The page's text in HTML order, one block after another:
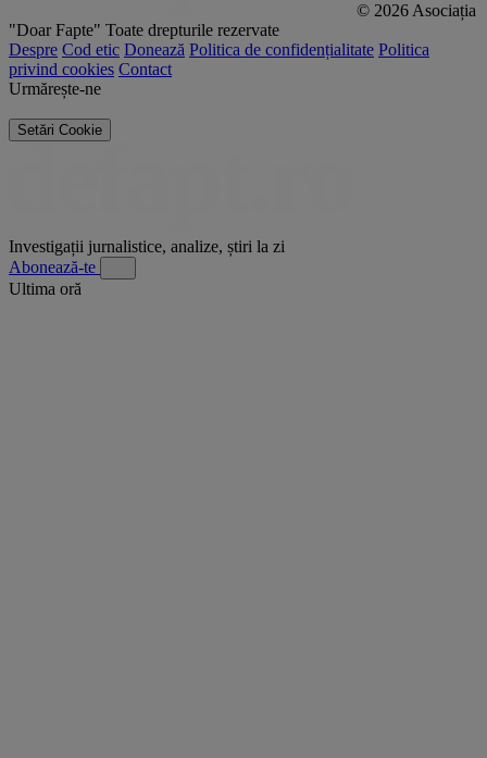
© 2026 Asociația
"Doar Fapte" Toate drepturile rezervate
Despre Cod etic Donează Politica de confidențialitate Politica
privind cookies Contact
Urmărește-ne
Setări Cookie
Investigații jurnalistice, analize, știri la zi
Abonează-te
Ultima oră